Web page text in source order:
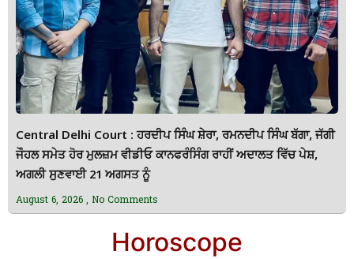
Central Delhi Court : ਹਰਦੀਪ ਸਿੰਘ ਸ਼ੇਰਾ, ਰਮਨਦੀਪ ਸਿੰਘ ਬੱਗਾ, ਜੱਗੀ
ਜੌਹਲ ਸਮੇਤ ਹੋਰ ਮੁਲਜ਼ਮ ਵੀਡੀਓ ਕਾਨਫਰੰਸਿੰਗ ਰਾਹੀਂ ਅਦਾਲਤ ਵਿੱਚ ਪੇਸ਼,
ਅਗਲੀ ਸੁਣਵਾਈ 21 ਅਗਸਤ ਨੂੰ
August 6, 2026 No Comments
Horoscope